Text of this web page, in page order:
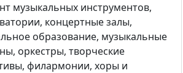
музыкальных инструментов,
, концертные залы,
образование, музыкальные
, оркестры, творческие
, филармонии, хоры и